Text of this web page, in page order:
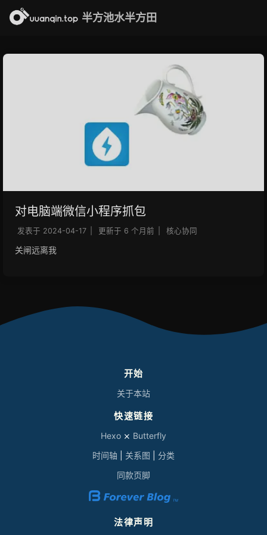
半方池水半方田
对电脑端微信小程序抓包
发表于 2024-04-17 更新于 6 个月前 核心协同
关闸远离我
开始
关于本站
快速链接
Hexo ⨯ Butterfly
时间轴
关系图
分类
同款页脚
法律声明